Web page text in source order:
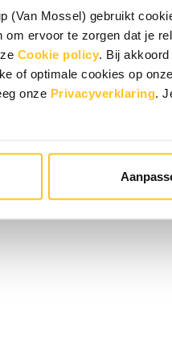
(Van Mossel) gebruikt
ervoor te zorgen dat je
Cookie policy. Bij
of optimale cookies op
onze Privacyverklaring.